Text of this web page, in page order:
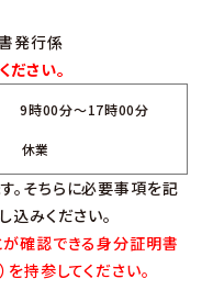
発行係
さい。
00分～17時00分
休業
。そちらに必要事項を記
込みください。
確認できる身分証明書
持参してください。